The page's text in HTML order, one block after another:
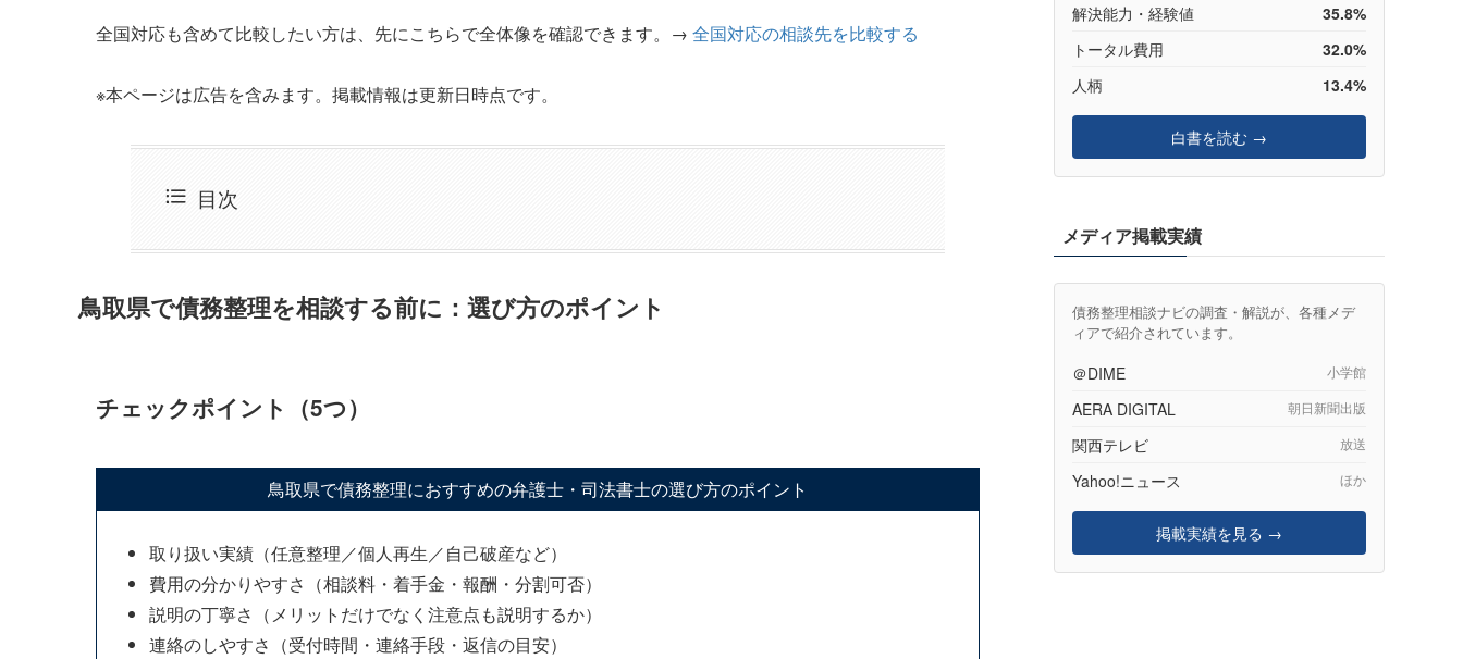
全国対応も含めて比較したい方は、先にこちらで全体像を確認できます。→ 全国対応の相談先を比較する
※本ページは広告を含みます。掲載情報は更新日時点です。
目次
鳥取県で債務整理を相談する前に：選び方のポイント
チェックポイント（5つ）
鳥取県で債務整理におすすめの弁護士・司法書士の選び方のポイント
取り扱い実績（任意整理／個人再生／自己破産など）
費用の分かりやすさ（相談料・着手金・報酬・分割可否）
説明の丁寧さ（メリットだけでなく注意点も説明するか）
連絡のしやすさ（受付時間・連絡手段・返信の目安）
解決能力・経験値
35.8%
トータル費用
32.0%
人柄
13.4%
白書を読む →
メディア掲載実績
債務整理相談ナビの調査・解説が、各種メデ
ィアで紹介されています。
＠DIME 小学館
AERA DIGITAL 朝日新聞出版
関西テレビ 放送
Yahoo!ニュース ほか
掲載実績を見る →